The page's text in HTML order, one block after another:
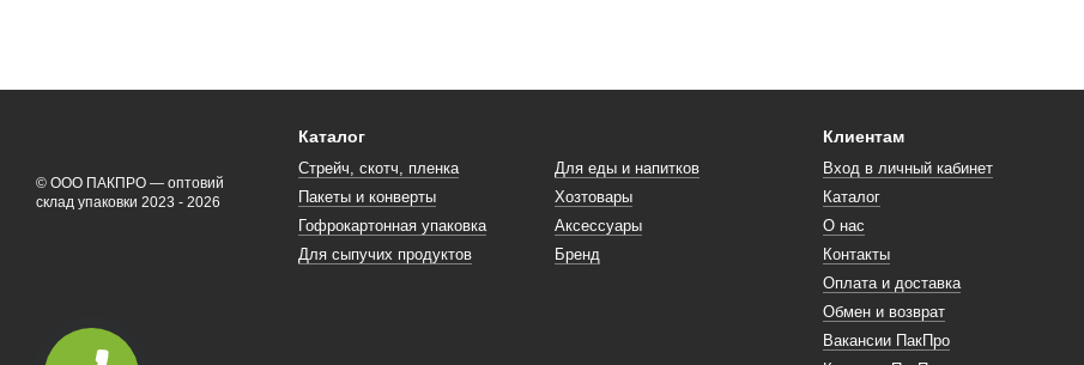
© ООО ПАКПРО — оптовий
склад упаковки 2023 - 2026
Каталог
Стрейч, скотч, пленка
Пакеты и конверты
Гофрокартонная упаковка
Для сыпучих продуктов
Для еды и напитков
Хозтовары
Аксессуары
Бренд
Клиентам
Вход в личный кабинет
Каталог
О нас
Контакты
Оплата и доставка
Обмен и возврат
Вакансии ПакПро